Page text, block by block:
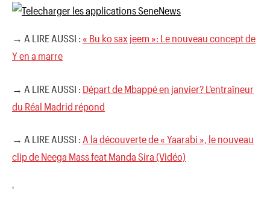
→ A LIRE AUSSI : « Bu ko sax jeem »: Le nouveau concept de
Y en a marre
→ A LIRE AUSSI : Départ de Mbappé en janvier? L’entraîneur
du Réal Madrid répond
→ A LIRE AUSSI : A la découverte de « Yaarabi », le nouveau
clip de Neega Mass feat Manda Sira (Vidéo)
'